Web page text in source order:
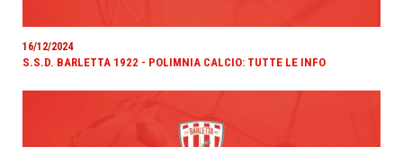
16/12/2024
S.S.D. BARLETTA 1922 - POLIMNIA CALCIO: TUTTE LE INFO